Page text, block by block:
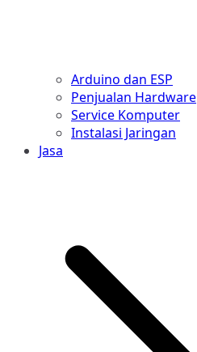
Arduino dan ESP
Penjualan Hardware
Service Komputer
Instalasi Jaringan
Jasa